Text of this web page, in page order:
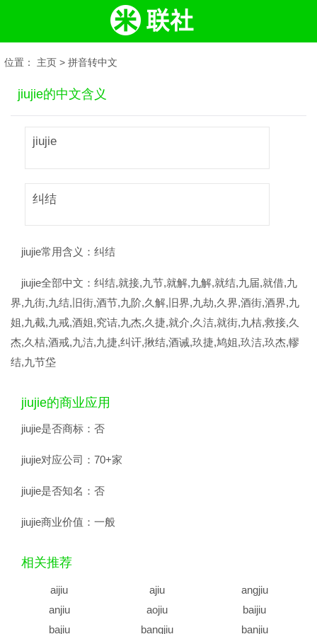
位置： 主页 > 拼音转中文
jiujie的中文含义
jiujie
纠结
jiujie常用含义： 纠结
jiujie全部中文： 纠结,就接,九节,就解,九解,就结,九届,就借,九
界,九街,九结,旧街,酒节,九阶,久解,旧界,九劫,久界,酒街,酒界,九
姐,九截,九戒,酒姐,究诘,九杰,久捷,就介,久洁,就街,九桔,救接,久
杰,久桔,酒戒,九洁,九捷,纠讦,揪结,酒诫,玖捷,鸠姐,玖洁,玖杰,轇
结,九节垈
jiujie的商业应用
jiujie是否商标： 否
jiujie对应公司： 70+家
jiujie是否知名： 否
jiujie商业价值： 一般
相关推荐
aijiu ajiu
angjiu
anjiu
aojiu
baijiu
bajiu
bangjiu banjiu